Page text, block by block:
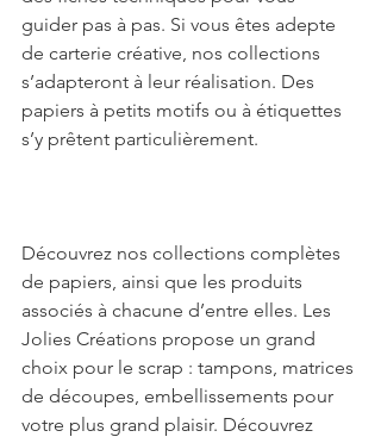
guider pas à pas. Si vous êtes adepte
de carterie créative, nos collections
s’adapteront à leur réalisation. Des
papiers à petits motifs ou à étiquettes
s’y prêtent particulièrement.
Découvrez nos collections complètes
de papiers, ainsi que les produits
associés à chacune d’entre elles. Les
Jolies Créations propose un grand
choix pour le scrap : tampons, matrices
de découpes, embellissements pour
votre plus grand plaisir. Découvrez